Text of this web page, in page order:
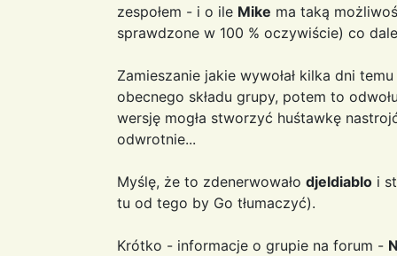
zespołem - i o ile Mike ma taką
sprawdzone w 100 % oczywiście) co
Zamieszanie jakie wywołał kilka dni
obecnego składu grupy, potem to
wersję mogła stworzyć huśtawkę
odwrotnie...
Myślę, że to zdenerwowało djeldiablo i
tu od tego by Go tłumaczyć).
Krótko - informacje o grupie na forum -